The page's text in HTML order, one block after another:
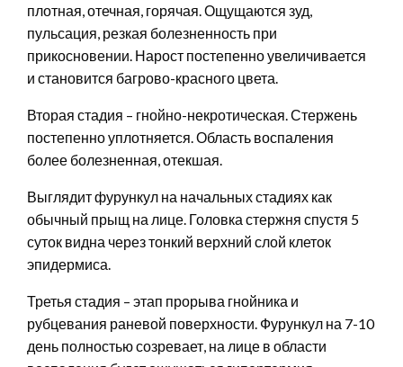
плотная, отечная, горячая. Ощущаются зуд,
пульсация, резкая болезненность при
прикосновении. Нарост постепенно увеличивается
и становится багрово-красного цвета.
Вторая стадия – гнойно-некротическая. Стержень
постепенно уплотняется. Область воспаления
более болезненная, отекшая.
Выглядит фурункул на начальных стадиях как
обычный прыщ на лице. Головка стержня спустя 5
суток видна через тонкий верхний слой клеток
эпидермиса.
Третья стадия – этап прорыва гнойника и
рубцевания раневой поверхности. Фурункул на 7-10
день полностью созревает, на лице в области